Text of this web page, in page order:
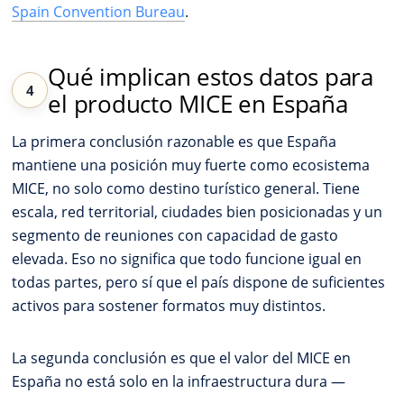
Spain Convention Bureau.
Qué implican estos datos para
el producto MICE en España
La primera conclusión razonable es que España
mantiene una posición muy fuerte como ecosistema
MICE, no solo como destino turístico general. Tiene
escala, red territorial, ciudades bien posicionadas y un
segmento de reuniones con capacidad de gasto
elevada. Eso no significa que todo funcione igual en
todas partes, pero sí que el país dispone de suficientes
activos para sostener formatos muy distintos.
La segunda conclusión es que el valor del MICE en
España no está solo en la infraestructura dura —